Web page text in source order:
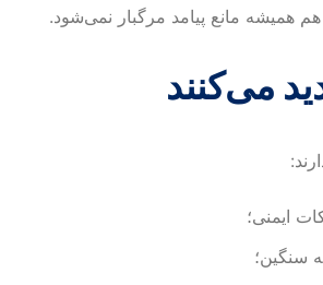
همیشه مانع پیامد مرگبار نمی‌شود.
می‌کنند
ایمنی؛
سنگین؛